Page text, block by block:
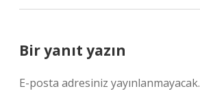
Bir yanıt yazın
E-posta adresiniz yayınlanmayacak.